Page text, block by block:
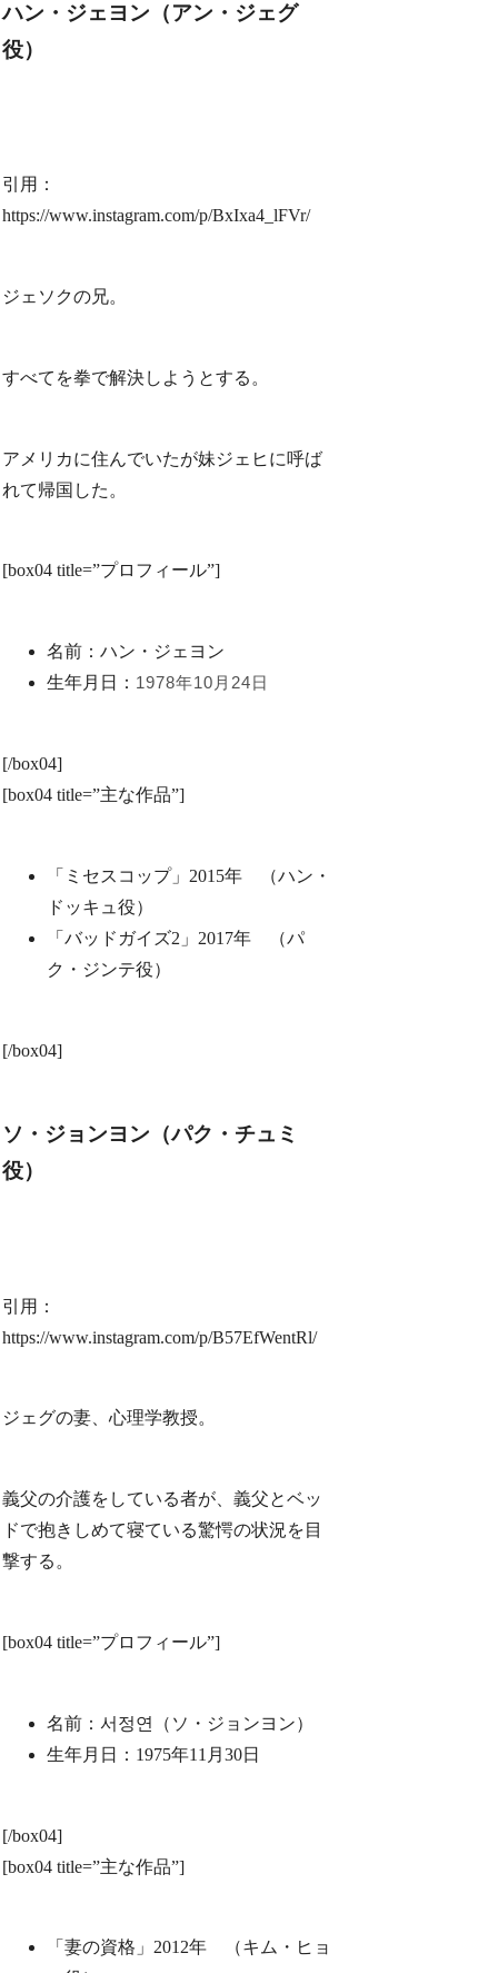
ハン・ジェヨン（アン・ジェグ
役）
引用：
https://www.instagram.com/p/BxIxa4_lFVr/
ジェソクの兄。
すべてを拳で解決しようとする。
アメリカに住んでいたが妹ジェヒに呼ば
れて帰国した。
[box04 title=”プロフィール”]
名前：ハン・ジェヨン
生年月日： 1978年10月24日
[/box04]
[box04 title=”主な作品”]
「ミセスコップ」2015年 （ハン・
ドッキュ役）
「バッドガイズ2」2017年 （パ
ク・ジンテ役）
[/box04]
ソ・ジョンヨン（パク・チュミ
役）
引用：
https://www.instagram.com/p/B57EfWentRl/
ジェグの妻、心理学教授。
義父の介護をしている者が、義父とベッ
ドで抱きしめて寝ている驚愕の状況を目
撃する。
[box04 title=”プロフィール”]
名前：서정연（ソ・ジョンヨン）
生年月日：1975年11月30日
[/box04]
[box04 title=”主な作品”]
「妻の資格」2012年 （キム・ヒョ